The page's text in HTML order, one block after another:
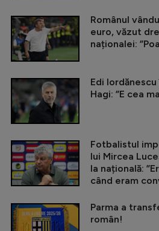
Românul
euro, văzut
naționalei:
Edi
Hagi: ”E cea
Fotbalistul
lui Mircea
la națională:
când eram
Parma a
român!